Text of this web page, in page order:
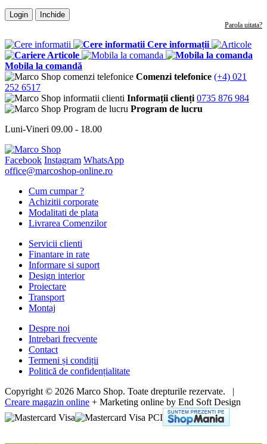
Login Inchide
Parola uitata?
Cere informații
Articole
Mobila la comandă
Comenzi telefonice (+4) 021
252 6517
Informații clienți 0735 876 984
Program de lucru
Luni-Vineri 09.00 - 18.00
Facebook Instagram WhatsApp
office@marcoshop-online.ro
Cum cumpar ?
Achizitii corporate
Modalitati de plata
Livrarea Comenzilor
Servicii clienti
Finantare in rate
Informare si suport
Design interior
Proiectare
Transport
Montaj
Despre noi
Intrebari frecvente
Contact
Termeni și condiții
Politică de confidențialitate
Copyright © 2026 Marco Shop. Toate drepturile rezervate. |
Creare magazin online + Marketing online by End Soft Design